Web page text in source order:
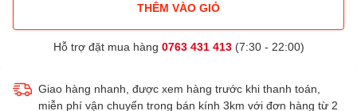
THÊM VÀO GIỎ
Hỗ trợ đặt mua hàng 0763 431 413(7:30 - 22:00)
Giao hàng nhanh, được xem hàng trước khi thanh toán,
miễn phí vận chuyển trong bán kính 3km với đơn hàng từ 2